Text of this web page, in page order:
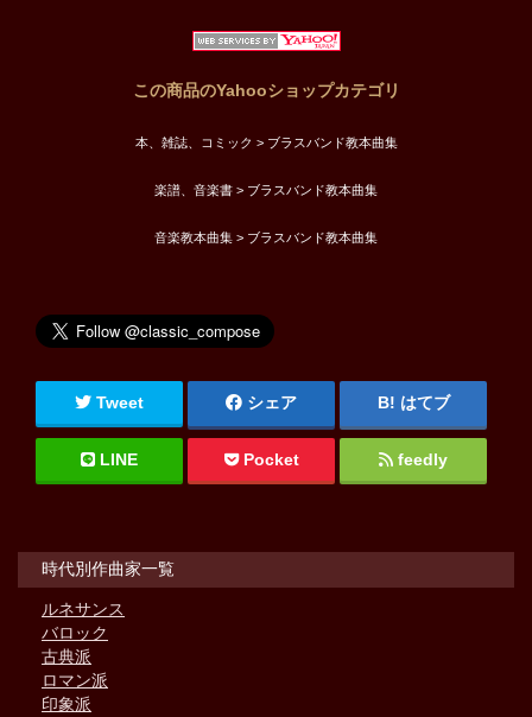
この商品のYahooショップカテゴリ
本、雑誌、コミック > ブラスバンド教本曲集
楽譜、音楽書 > ブラスバンド教本曲集
音楽教本曲集 > ブラスバンド教本曲集
Tweet シェア はてブ
LINE Pocket feedly
時代別作曲家一覧
ルネサンス
バロック
古典派
ロマン派
印象派